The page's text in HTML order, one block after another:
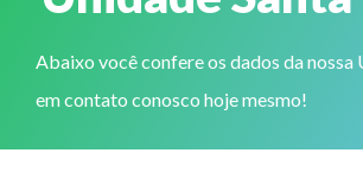
Abaixo você confere os dados da nossa
em contato conosco hoje mesmo!